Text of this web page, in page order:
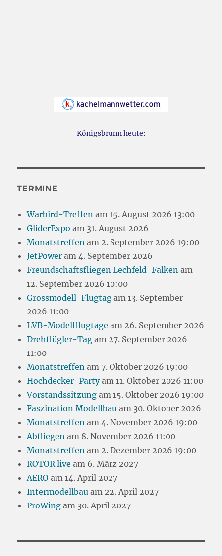
Königsbrunn heute:
TERMINE
Warbird-Treffen am 15. August 2026 13:00
GliderExpo am 31. August 2026
Monatstreffen am 2. September 2026 19:00
JetPower am 4. September 2026
Freundschaftsfliegen Lechfeld-Falken am
12. September 2026 10:00
Grossmodell-Flugtag am 13. September
2026 11:00
LVB-Modellflugtage am 26. September 2026
Drehflügler-Tag am 27. September 2026
11:00
Monatstreffen am 7. Oktober 2026 19:00
Hochdecker-Partyam 11. Oktober 2026 11:00
Vorstandssitzung am 15. Oktober 2026 19:00
Faszination Modellbau am 30. Oktober 2026
Monatstreffen am 4. November 2026 19:00
Abfliegen am 8. November 2026 11:00
Monatstreffen am 2. Dezember 2026 19:00
ROTOR live am 6. März 2027
AERO am 14. April 2027
Intermodellbau am 22. April 2027
ProWing am 30. April 2027